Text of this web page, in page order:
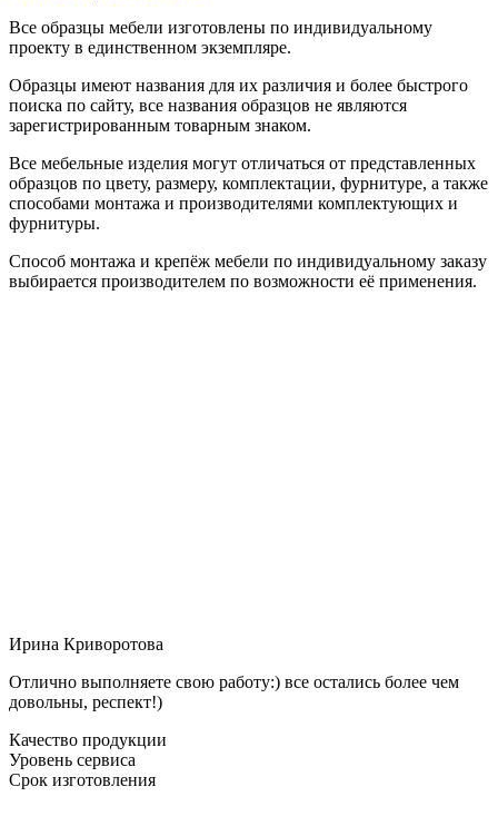
Все образцы мебели изготовлены по индивидуальному
проекту в единственном экземпляре.
Образцы имеют названия для их различия и более быстрого
поиска по сайту, все названия образцов не являются
зарегистрированным товарным знаком.
Все мебельные изделия могут отличаться от представленных
образцов по цвету, размеру, комплектации, фурнитуре, а также
способами монтажа и производителями комплектующих и
фурнитуры.
Способ монтажа и крепёж мебели по индивидуальному заказу
выбирается производителем по возможности её применения.
Ирина Криворотова
Отлично выполняете свою работу:) все остались более чем
довольны, респект!)
Качество продукции
Уровень сервиса
Срок изготовления